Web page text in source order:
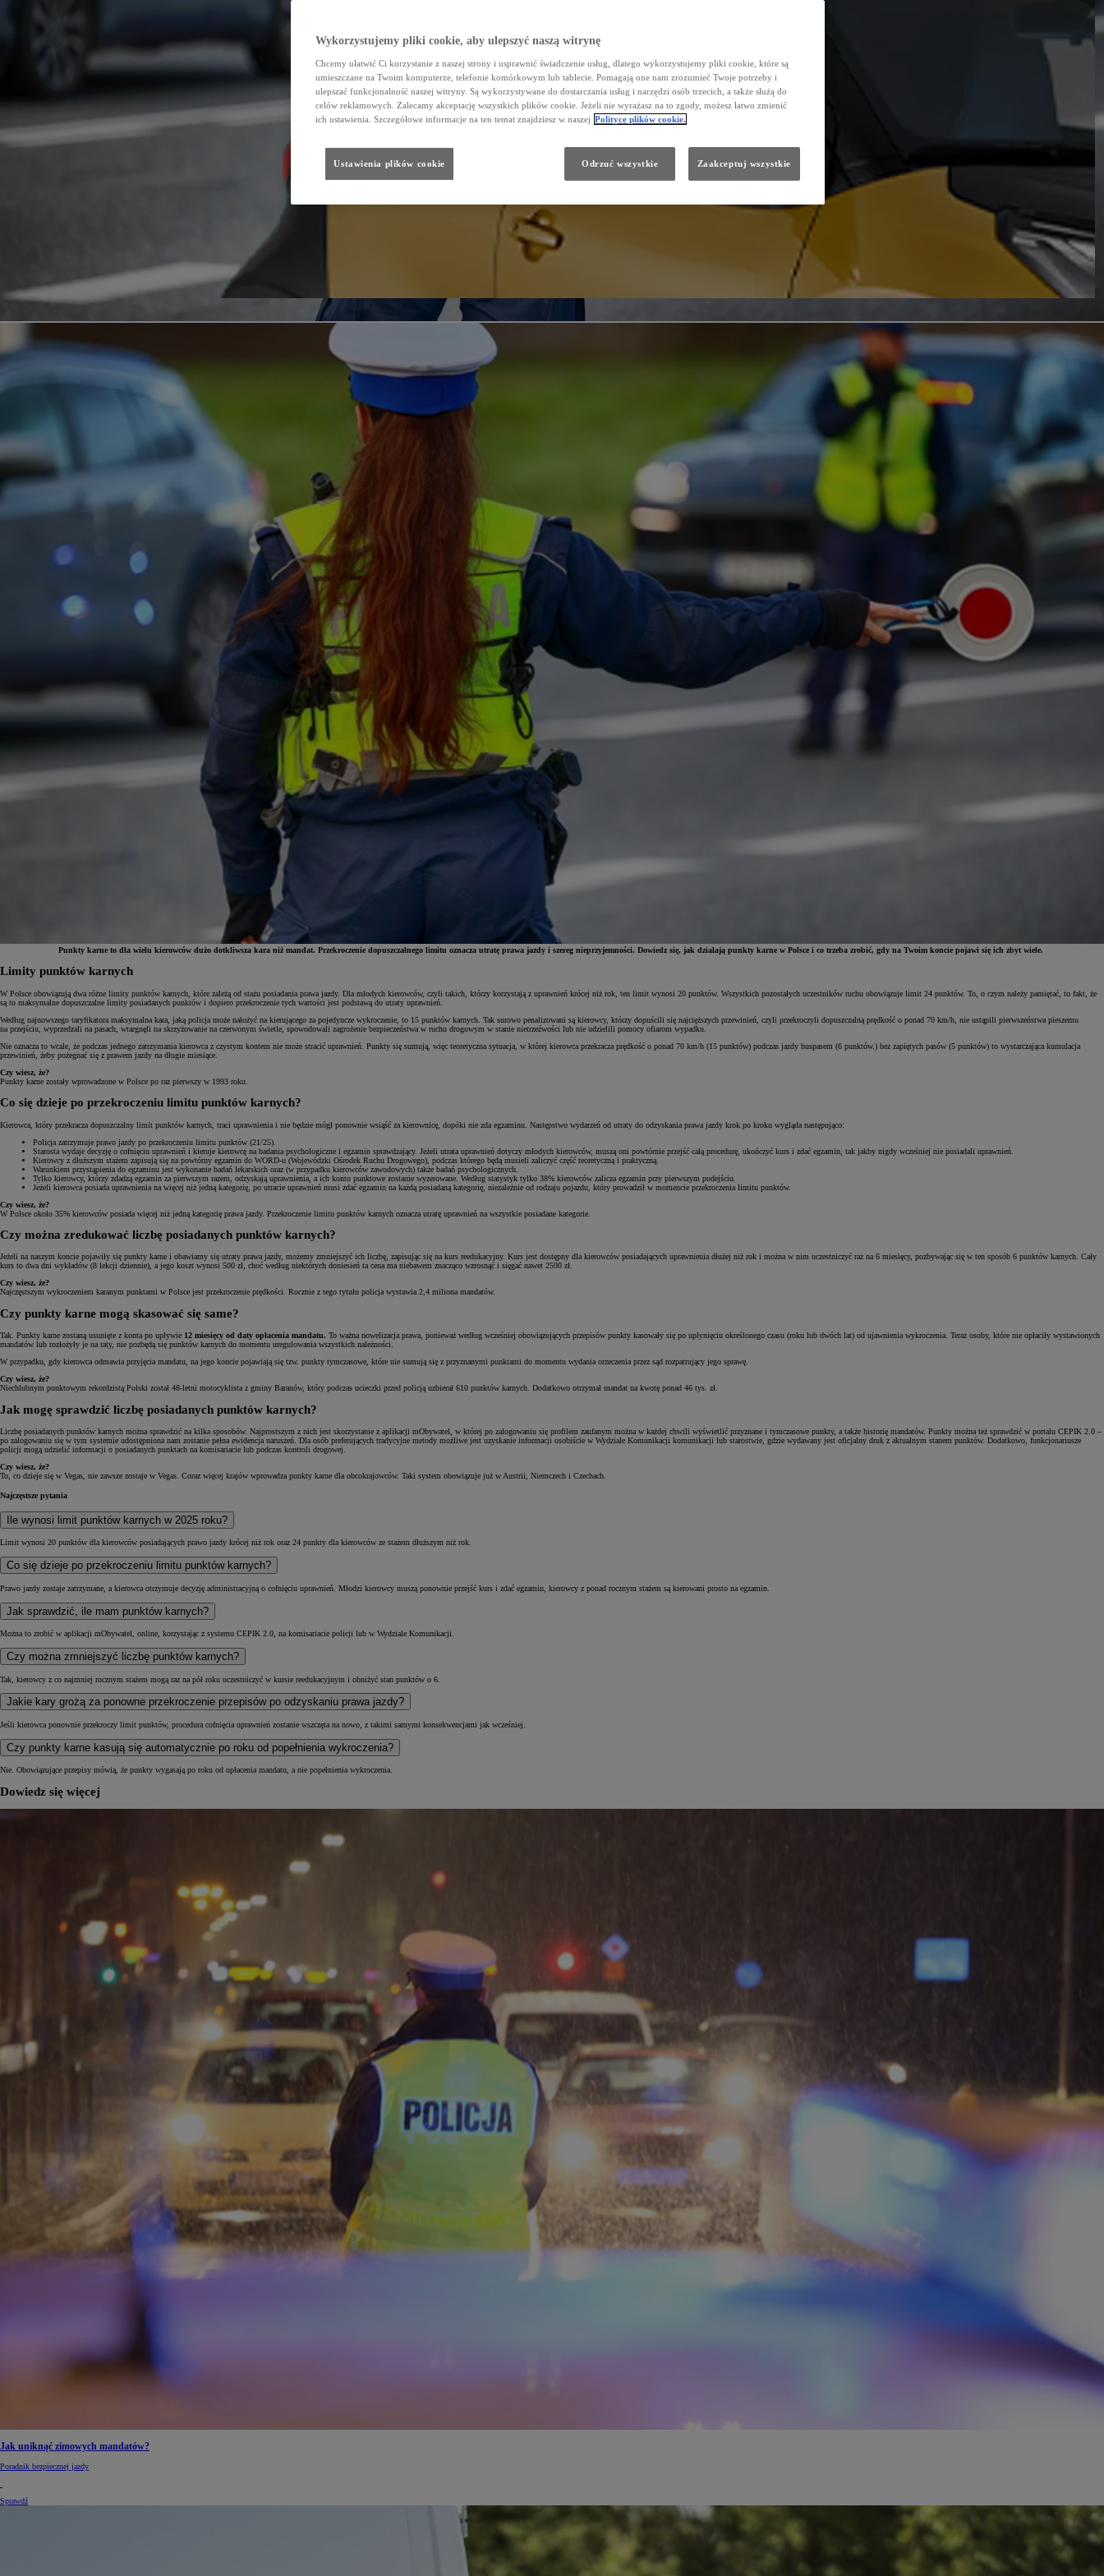
Od81 900 zł
Yaris Cross
HYBRID
Punkty karne to dla wielu kierowców dużo dotkliwsza kara niż mandat. Przekroczenie dopuszczalnego limitu oznacza utratę prawa jazdy i szereg nieprzyjemności. Dowiedz się, jak działają punkty karne w Polsce i co trzeba zrobić, gdy na Twoim koncie pojawi się ich zbyt wiele.
Limity punktów karnych
W Polsce obowiązują dwa różne limity punktów karnych, które zależą od stażu posiadania prawa jazdy. Dla młodych kierowców, czyli takich, którzy korzystają z uprawnień krócej niż rok, ten limit wynosi 20 punktów. Wszystkich pozostałych uczestników ruchu obowiązuje limit 24 punktów. To, o czym należy pamiętać, to fakt, że
są to maksymalne dopuszczalne limity posiadanych punktów i dopiero przekroczenie tych wartości jest podstawą do utraty uprawnień.
Według najnowszego taryfikatora maksymalna kara, jaką policja może nałożyć na kierującego za pojedyncze wykroczenie, to 15 punktów karnych. Tak surowo penalizowani są kierowcy, którzy dopuścili się najcięższych przewinień, czyli przekroczyli dopuszczalną prędkość o ponad 70 km/h, nie ustąpili pierwszeństwa pieszemu
na przejściu, wyprzedzali na pasach, wtargnęli na skrzyżowanie na czerwonym świetle, spowodowali zagrożenie bezpieczeństwa w ruchu drogowym w stanie nietrzeźwości lub nie udzielili pomocy ofiarom wypadku.
Nie oznacza to wcale, że podczas jednego zatrzymania kierowca z czystym kontem nie może stracić uprawnień. Punkty się sumują, więc teoretyczna sytuacja, w której kierowca przekracza prędkość o ponad 70 km/h (15 punktów) podczas jazdy buspasem (6 punktów.) bez zapiętych pasów (5 punktów) to wystarczająca kumulacja
przewinień, żeby pożegnać się z prawem jazdy na długie miesiące.
Czy wiesz, że?
Punkty karne zostały wprowadzone w Polsce po raz pierwszy w 1993 roku.
Co się dzieje po przekroczeniu limitu punktów karnych?
Kierowca, który przekracza dopuszczalny limit punktów karnych, traci uprawnienia i nie będzie mógł ponownie wsiąść za kierownicę, dopóki nie zda egzaminu. Następstwo wydarzeń od utraty do odzyskania prawa jazdy krok po kroku wygląda następująco:
Policja zatrzymuje prawo jazdy po przekroczeniu limitu punktów (21/25).
Starosta wydaje decyzję o cofnięciu uprawnień i kieruje kierowcę na badania psychologiczne i egzamin sprawdzający. Jeżeli utrata uprawnień dotyczy młodych kierowców, muszą oni powtórnie przejść całą procedurę, ukończyć kurs i zdać egzamin, tak jakby nigdy wcześniej nie posiadali uprawnień.
Kierowcy z dłuższym stażem zapisują się na powtórny egzamin do WORD-u (Wojewódzki Ośrodek Ruchu Drogowego), podczas którego będą musieli zaliczyć część teoretyczną i praktyczną.
Warunkiem przystąpienia do egzaminu jest wykonanie badań lekarskich oraz (w przypadku kierowców zawodowych) także badań psychologicznych.
Tylko kierowcy, którzy zdadzą egzamin za pierwszym razem, odzyskają uprawnienia, a ich konto punktowe zostanie wyzerowane. Według statystyk tylko 38% kierowców zalicza egzamin przy pierwszym podejściu.
Jeżeli kierowca posiada uprawnienia na więcej niż jedną kategorię, po utracie uprawnień musi zdać egzamin na każdą posiadaną kategorię, niezależnie od rodzaju pojazdu, który prowadził w momencie przekroczenia limitu punktów.
Czy wiesz, że?
W Polsce około 35% kierowców posiada więcej niż jedną kategorię prawa jazdy. Przekroczenie limitu punktów karnych oznacza utratę uprawnień na wszystkie posiadane kategorie.
Czy można zredukować liczbę posiadanych punktów karnych?
Jeżeli na naszym koncie pojawiły się punkty karne i obawiamy się utraty prawa jazdy, możemy zmniejszyć ich liczbę, zapisując się na kurs reedukacyjny. Kurs jest dostępny dla kierowców posiadających uprawnienia dłużej niż rok i można w nim uczestniczyć raz na 6 miesięcy, pozbywając się w ten sposób 6 punktów karnych. Cały
kurs to dwa dni wykładów (8 lekcji dziennie), a jego koszt wynosi 500 zł, choć według niektórych doniesień ta cena ma niebawem znacząco wzrosnąć i sięgać nawet 2500 zł.
Czy wiesz, że?
Najczęstszym wykroczeniem karanym punktami w Polsce jest przekroczenie prędkości. Rocznie z tego tytułu policja wystawia 2,4 miliona mandatów.
Czy punkty karne mogą skasować się same?
Tak. Punkty karne zostaną usunięte z konta po upływie 12 miesięcy od daty opłacenia mandatu. To ważna nowelizacja prawa, ponieważ według wcześniej obowiązujących przepisów punkty kasowały się po upłynięciu określonego czasu (roku lub dwóch lat) od ujawnienia wykroczenia. Teraz osoby, które nie opłaciły wystawionych
mandatów lub rozłożyły je na raty, nie pozbędą się punktów karnych do momentu uregulowania wszystkich należności.
W przypadku, gdy kierowca odmawia przyjęcia mandatu, na jego koncie pojawiają się tzw. punkty tymczasowe, które nie sumują się z przyznanymi punktami do momentu wydania orzeczenia przez sąd rozpatrujący jego sprawę.
Czy wiesz, że?
Niechlubnym punktowym rekordzistą Polski został 48-letni motocyklista z gminy Baranów, który podczas ucieczki przed policją uzbierał 610 punktów karnych. Dodatkowo otrzymał mandat na kwotę ponad 46 tys. zł.
Jak mogę sprawdzić liczbę posiadanych punktów karnych?
Liczbę posiadanych punktów karnych można sprawdzić na kilka sposobów. Najprostszym z nich jest skorzystanie z aplikacji mObywatel, w której po zalogowaniu się profilem zaufanym można w każdej chwili wyświetlić przyznane i tymczasowe punkty, a także historię mandatów. Punkty można też sprawdzić w portalu CEPIK 2.0 –
po zalogowaniu się w tym systemie udostępniona nam zostanie pełna ewidencja naruszeń. Dla osób preferujących tradycyjne metody możliwe jest uzyskanie informacji osobiście w Wydziale Komunikacji komunikacji lub starostwie, gdzie wydawany jest oficjalny druk z aktualnym stanem punktów. Dodatkowo, funkcjonariusze
policji mogą udzielić informacji o posiadanych punktach na komisariacie lub podczas kontroli drogowej.
Czy wiesz, że?
To, co dzieje się w Vegas, nie zawsze zostaje w Vegas. Coraz więcej krajów wprowadza punkty karne dla obcokrajowców. Taki system obowiązuje już w Austrii, Niemczech i Czechach.
Najczęstsze pytania
Ile wynosi limit punktów karnych w 2025 roku?
Limit wynosi 20 punktów dla kierowców posiadających prawo jazdy krócej niż rok oraz 24 punkty dla kierowców ze stażem dłuższym niż rok.
Co się dzieje po przekroczeniu limitu punktów karnych?
Prawo jazdy zostaje zatrzymane, a kierowca otrzymuje decyzję administracyjną o cofnięciu uprawnień. Młodzi kierowcy muszą ponownie przejść kurs i zdać egzamin, kierowcy z ponad rocznym stażem są kierowani prosto na egzamin.
Jak sprawdzić, ile mam punktów karnych?
Można to zrobić w aplikacji mObywatel, online, korzystając z systemu CEPIK 2.0, na komisariacie policji lub w Wydziale Komunikacji.
Czy można zmniejszyć liczbę punktów karnych?
Tak, kierowcy z co najmniej rocznym stażem mogą raz na pół roku uczestniczyć w kursie reedukacyjnym i obniżyć stan punktów o 6.
Jakie kary grożą za ponowne przekroczenie przepisów po odzyskaniu prawa jazdy?
Jeśli kierowca ponownie przekroczy limit punktów, procedura cofnięcia uprawnień zostanie wszczęta na nowo, z takimi samymi konsekwencjami jak wcześniej.
Czy punkty karne kasują się automatycznie po roku od popełnienia wykroczenia?
Nie. Obowiązujące przepisy mówią, że punkty wygasają po roku od opłacenia mandatu, a nie popełnienia wykroczenia.
Dowiedz się więcej
Jak uniknąć zimowych mandatów?
Poradnik bezpiecznej jazdy
Sprawdź
Wykorzystujemy pliki cookie, aby ulepszyć naszą witrynę
Chcemy ułatwić Ci korzystanie z naszej strony i usprawnić świadczenie usług, dlatego wykorzystujemy pliki cookie, które są
umieszczane na Twoim komputerze, telefonie komórkowym lub tablecie. Pomagają one nam zrozumieć Twoje potrzeby i
ulepszać funkcjonalność naszej witryny. Są wykorzystywane do dostarczania usług i narzędzi osób trzecich, a także służą do
celów reklamowych. Zalecamy akceptację wszystkich plików cookie. Jeżeli nie wyrażasz na to zgody, możesz łatwo zmienić
ich ustawienia. Szczegółowe informacje na ten temat znajdziesz w naszej Polityce plików cookie.
Ustawienia plików cookie Odrzuć wszystkie Zaakceptuj wszystkie